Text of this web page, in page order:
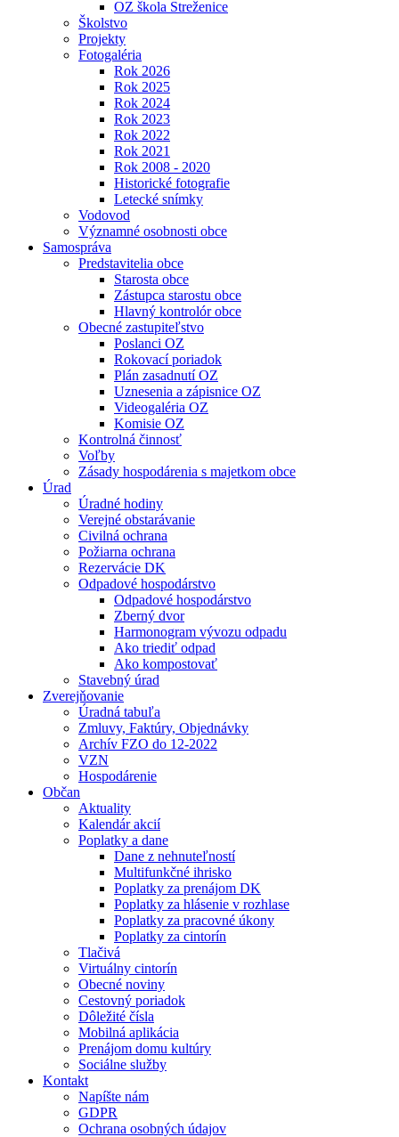
OZ škola Streženice
Školstvo
Projekty
Fotogaléria
Rok 2026
Rok 2025
Rok 2024
Rok 2023
Rok 2022
Rok 2021
Rok 2008 - 2020
Historické fotografie
Letecké snímky
Vodovod
Významné osobnosti obce
Samospráva
Predstavitelia obce
Starosta obce
Zástupca starostu obce
Hlavný kontrolór obce
Obecné zastupiteľstvo
Poslanci OZ
Rokovací poriadok
Plán zasadnutí OZ
Uznesenia a zápisnice OZ
Videogaléria OZ
Komisie OZ
Kontrolná činnosť
Voľby
Zásady hospodárenia s majetkom obce
Úrad
Úradné hodiny
Verejné obstarávanie
Civilná ochrana
Požiarna ochrana
Rezervácie DK
Odpadové hospodárstvo
Odpadové hospodárstvo
Zberný dvor
Harmonogram vývozu odpadu
Ako triediť odpad
Ako kompostovať
Stavebný úrad
Zverejňovanie
Úradná tabuľa
Zmluvy, Faktúry, Objednávky
Archív FZO do 12-2022
VZN
Hospodárenie
Občan
Aktuality
Kalendár akcií
Poplatky a dane
Dane z nehnuteľností
Multifunkčné ihrisko
Poplatky za prenájom DK
Poplatky za hlásenie v rozhlase
Poplatky za pracovné úkony
Poplatky za cintorín
Tlačivá
Virtuálny cintorín
Obecné noviny
Cestovný poriadok
Dôležité čísla
Mobilná aplikácia
Prenájom domu kultúry
Sociálne služby
Kontakt
Napíšte nám
GDPR
Ochrana osobných údajov